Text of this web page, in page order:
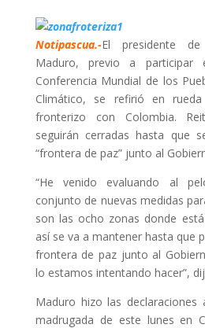
Notipascua.-El presidente de
Maduro, previo a
Conferencia Mundial de los
Climático, se refirió en
fronterizo con Colombia.
seguirán cerradas hasta que
“frontera de paz” junto al
“He venido evaluando al
conjunto de nuevas medidas
son las ocho zonas donde
así se va a mantener hasta que
frontera de paz junto al
lo estamos intentando hacer”,
Maduro hizo las declaraciones
madrugada de este lunes en